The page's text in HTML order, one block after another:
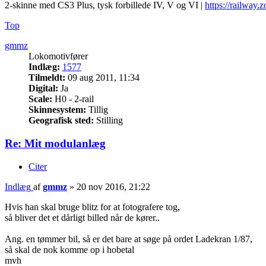
2-skinne med CS3 Plus, tysk forbillede IV, V og VI | https://
Top
gmmz
Lokomotivfører
Indlæg: 1577
Tilmeldt: 09 aug 2011, 11:34
Digital: Ja
Scale: H0 - 2-rail
Skinnesystem: Tillig
Geografisk sted: Stilling
Re: Mit modulanlæg
Citer
Indlæg afgmmz » 20 nov 2016, 21:22
Hvis han skal bruge blitz for at fotografere tog,
så bliver det et dårligt billed når de kører..
Ang. en tømmer bil, så er det bare at søge på ordet Ladekran 1/87,
så skal de nok komme op i hobetal
mvh